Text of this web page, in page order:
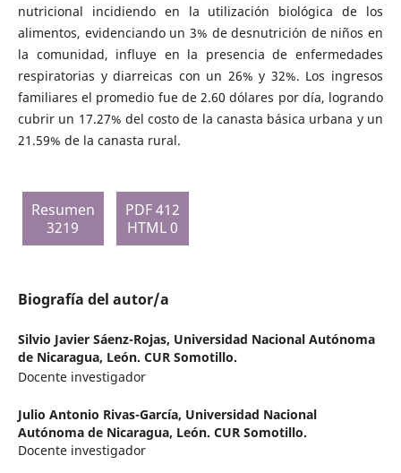
nutricional incidiendo en la utilización biológica de los
alimentos, evidenciando un 3% de desnutrición de niños en
la comunidad, influye en la presencia de enfermedades
respiratorias y diarreicas con un 26% y 32%. Los ingresos
familiares el promedio fue de 2.60 dólares por día, logrando
cubrir un 17.27% del costo de la canasta básica urbana y un
21.59% de la canasta rural.
Resumen
3219
PDF 412
HTML 0
Biografía del autor/a
Silvio Javier Sáenz-Rojas, Universidad Nacional Autónoma
de Nicaragua, León. CUR Somotillo.
Docente investigador
Julio Antonio Rivas-García, Universidad Nacional
Autónoma de Nicaragua, León. CUR Somotillo.
Docente investigador